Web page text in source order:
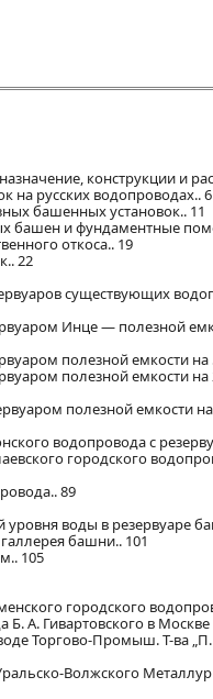
конструкции и
на русских водопроводах.. 6
башенных установок.. 11
башен и фундаментные
откоса.. 19
22
существующих
Инце — полезной
полезной емкости на
полезной емкости
полезной емкости
водопровода с
городского
89
уровня воды в резервуаре
башни.. 101
105
городского
А. Гивартовского в
Торгово-Промыш. Т-ва
Волжского